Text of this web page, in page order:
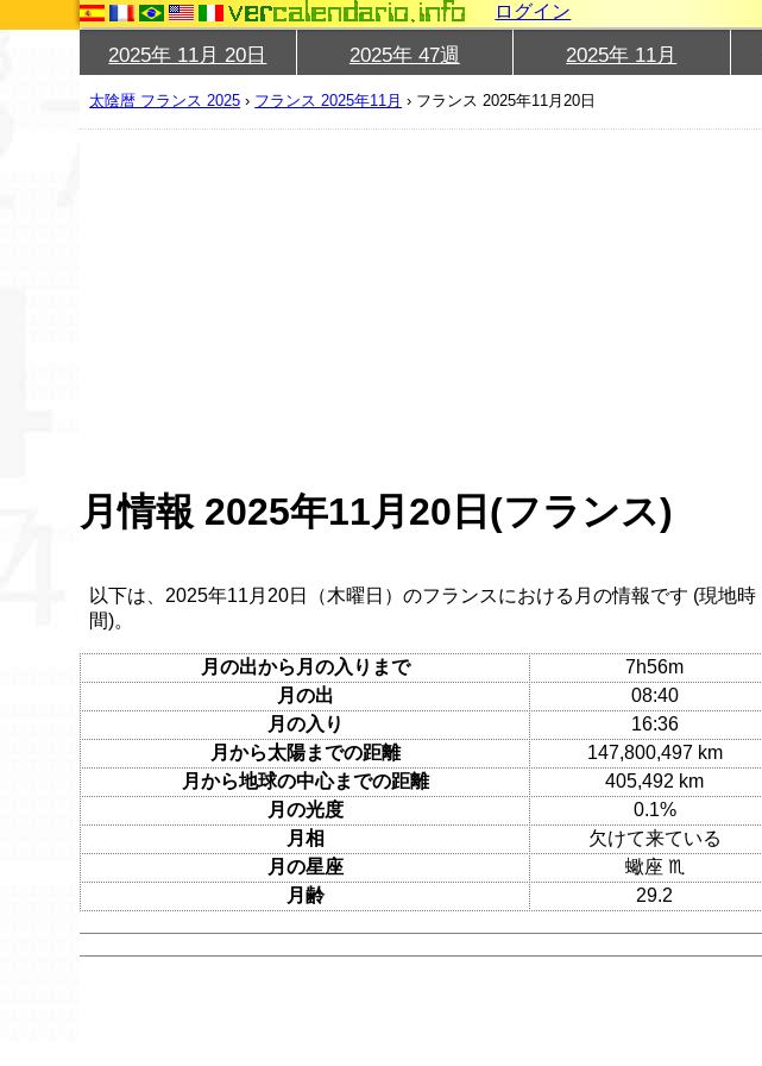
ログイン
2025年 11月 20日 2025年 47週 2025年 11月
太陰暦 フランス 2025 › フランス 2025年11月 › フランス 2025年11月20日
月情報 2025年11月20日(フランス)
以下は、2025年11月20日（木曜日）のフランスにおける月の情報です (現地時
間)。
月の出から月の入りまで
7h56m
月の出
08:40
月の入り
16:36
月から太陽までの距離
147,800,497 km
月から地球の中心までの距離
405,492 km
月の光度
0.1%
月相
欠けて来ている
月の星座
蠍座 ♏
月齢
29.2